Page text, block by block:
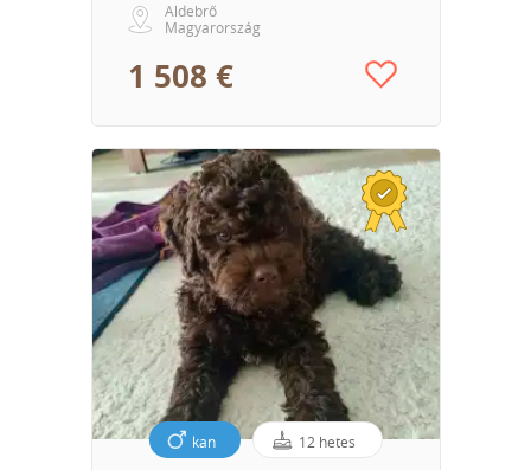
Aldebrő
Magyarország
1 508 €
kan 12 hetes